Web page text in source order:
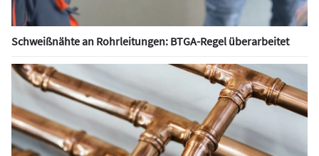
Schweißnähte an Rohrleitungen: BTGA-Regel überarbeitet